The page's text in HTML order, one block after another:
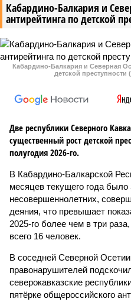
Кабардино-Балкария и
антирейтинга по детской
Кабардино-Балкария и Северная
детской
Две республики Северного
существенный рост детской
полугодия 2026-го.
В Кабардино-Балкарской
месяцев текущего года
несовершеннолетних,
деяния, что превышает
2025-го более чем в три
всего 16 человек.
В соседней Северной
правонарушителей
северокавказские
пятёрке общероссийского